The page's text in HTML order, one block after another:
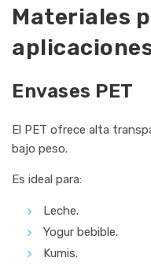
Materiales
Envases PET
El PET ofrece alta
bajo peso.
Es ideal para:
Leche.
Yogur bebible.
Kumis.